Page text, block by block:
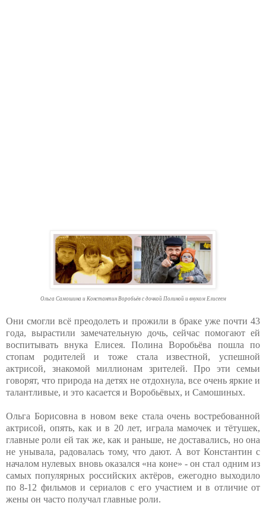
Ольга Самошина и Константин Воробьёв с дочкой Полиной и внуком Елисеем
Они смогли всё преодолеть и прожили в браке уже почти 43
года, вырастили замечательную дочь, сейчас помогают ей
воспитывать внука Елисея. Полина Воробьёва пошла по
стопам родителей и тоже стала известной, успешной
актрисой, знакомой миллионам зрителей. Про эти семьи
говорят, что природа на детях не отдохнула, все очень яркие и
талантливые, и это касается и Воробьёвых, и Самошиных.
Ольга Борисовна в новом веке стала очень востребованной
актрисой, опять, как и в 20 лет, играла мамочек и тётушек,
главные роли ей так же, как и раньше, не доставались, но она
не унывала, радовалась тому, что дают. А вот Константин с
началом нулевых вновь оказался «на коне» - он стал одним из
самых популярных российских актёров, ежегодно выходило
по 8-12 фильмов и сериалов с его участием и в отличие от
жены он часто получал главные роли.